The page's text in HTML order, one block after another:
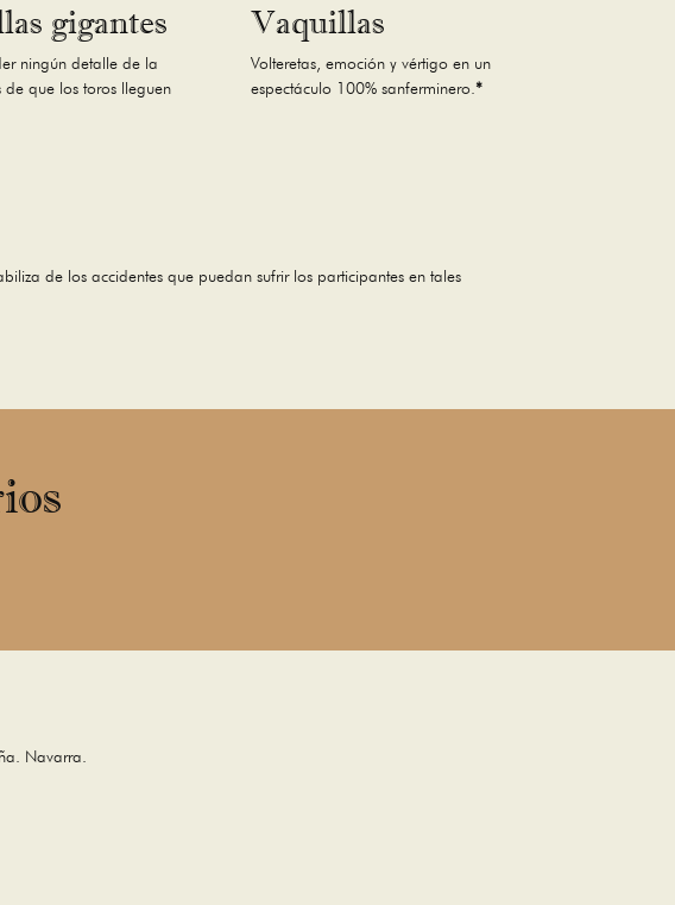
gigantes
ningún detalle de la
de que los toros lleguen
Vaquillas
Volteretas, emoción y vértigo en un
espectáculo 100% sanferminero. *
de los accidentes que puedan sufrir los participantes en tales
Navarra.